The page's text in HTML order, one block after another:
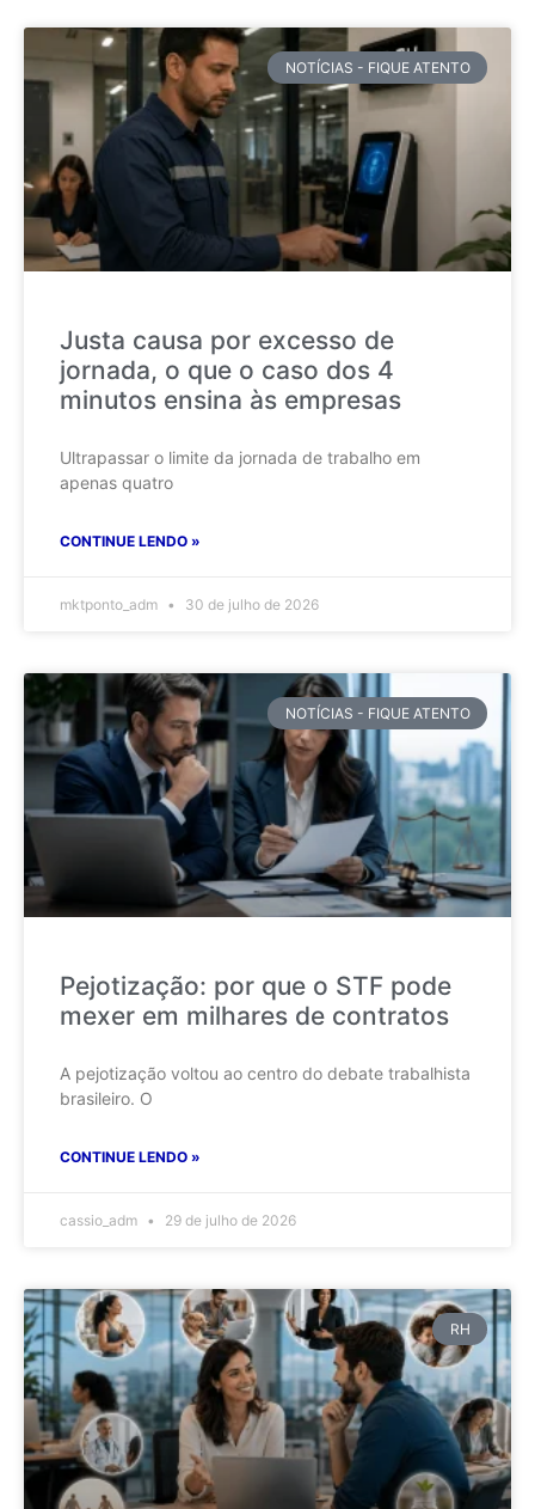
NOTÍCIAS - FIQUE ATENTO
Justa causa por excesso de
jornada, o que o caso dos 4
minutos ensina às empresas
Ultrapassar o limite da jornada de trabalho em
apenas quatro
CONTINUE LENDO »
mktponto_adm 30 de julho de 2026
NOTÍCIAS - FIQUE ATENTO
Pejotização: por que o STF pode
mexer em milhares de contratos
A pejotização voltou ao centro do debate trabalhista
brasileiro. O
CONTINUE LENDO »
cassio_adm 29 de julho de 2026
RH